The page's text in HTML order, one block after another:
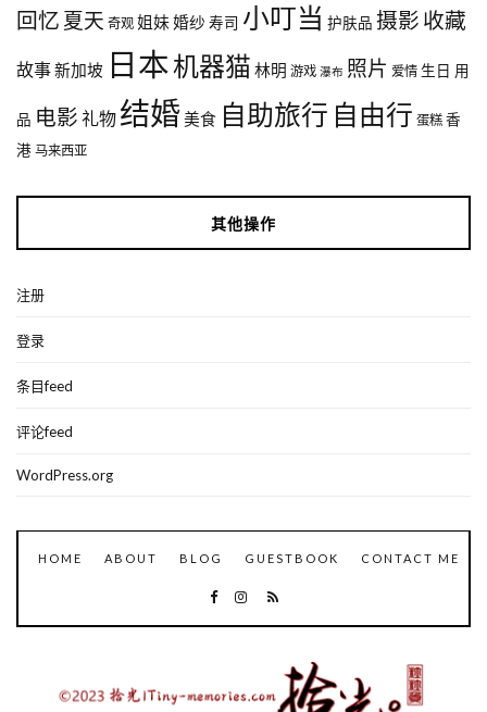
回忆 夏天 奇观 姐妹婚纱 寿司 小叮当 护肤品 摄影 收藏
故事新加坡 日本机器猫 林明 游戏 瀑布 照片 爱情 生日 用
品 电影 礼物 结婚美食 自助旅行 自由行 蛋糕 香
港 马来西亚
其他操作
注册
登录
条目feed
评论feed
WordPress.org
HOME ABOUT BLOG GUESTBOOK CONTACT ME